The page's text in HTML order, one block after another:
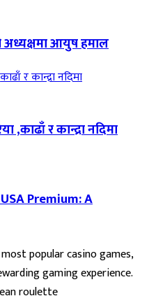
अध्यक्षमा आयुष हमाल
र कान्द्रा नदिमा
Premium: A
popular casino games,
gaming experience.
roulette